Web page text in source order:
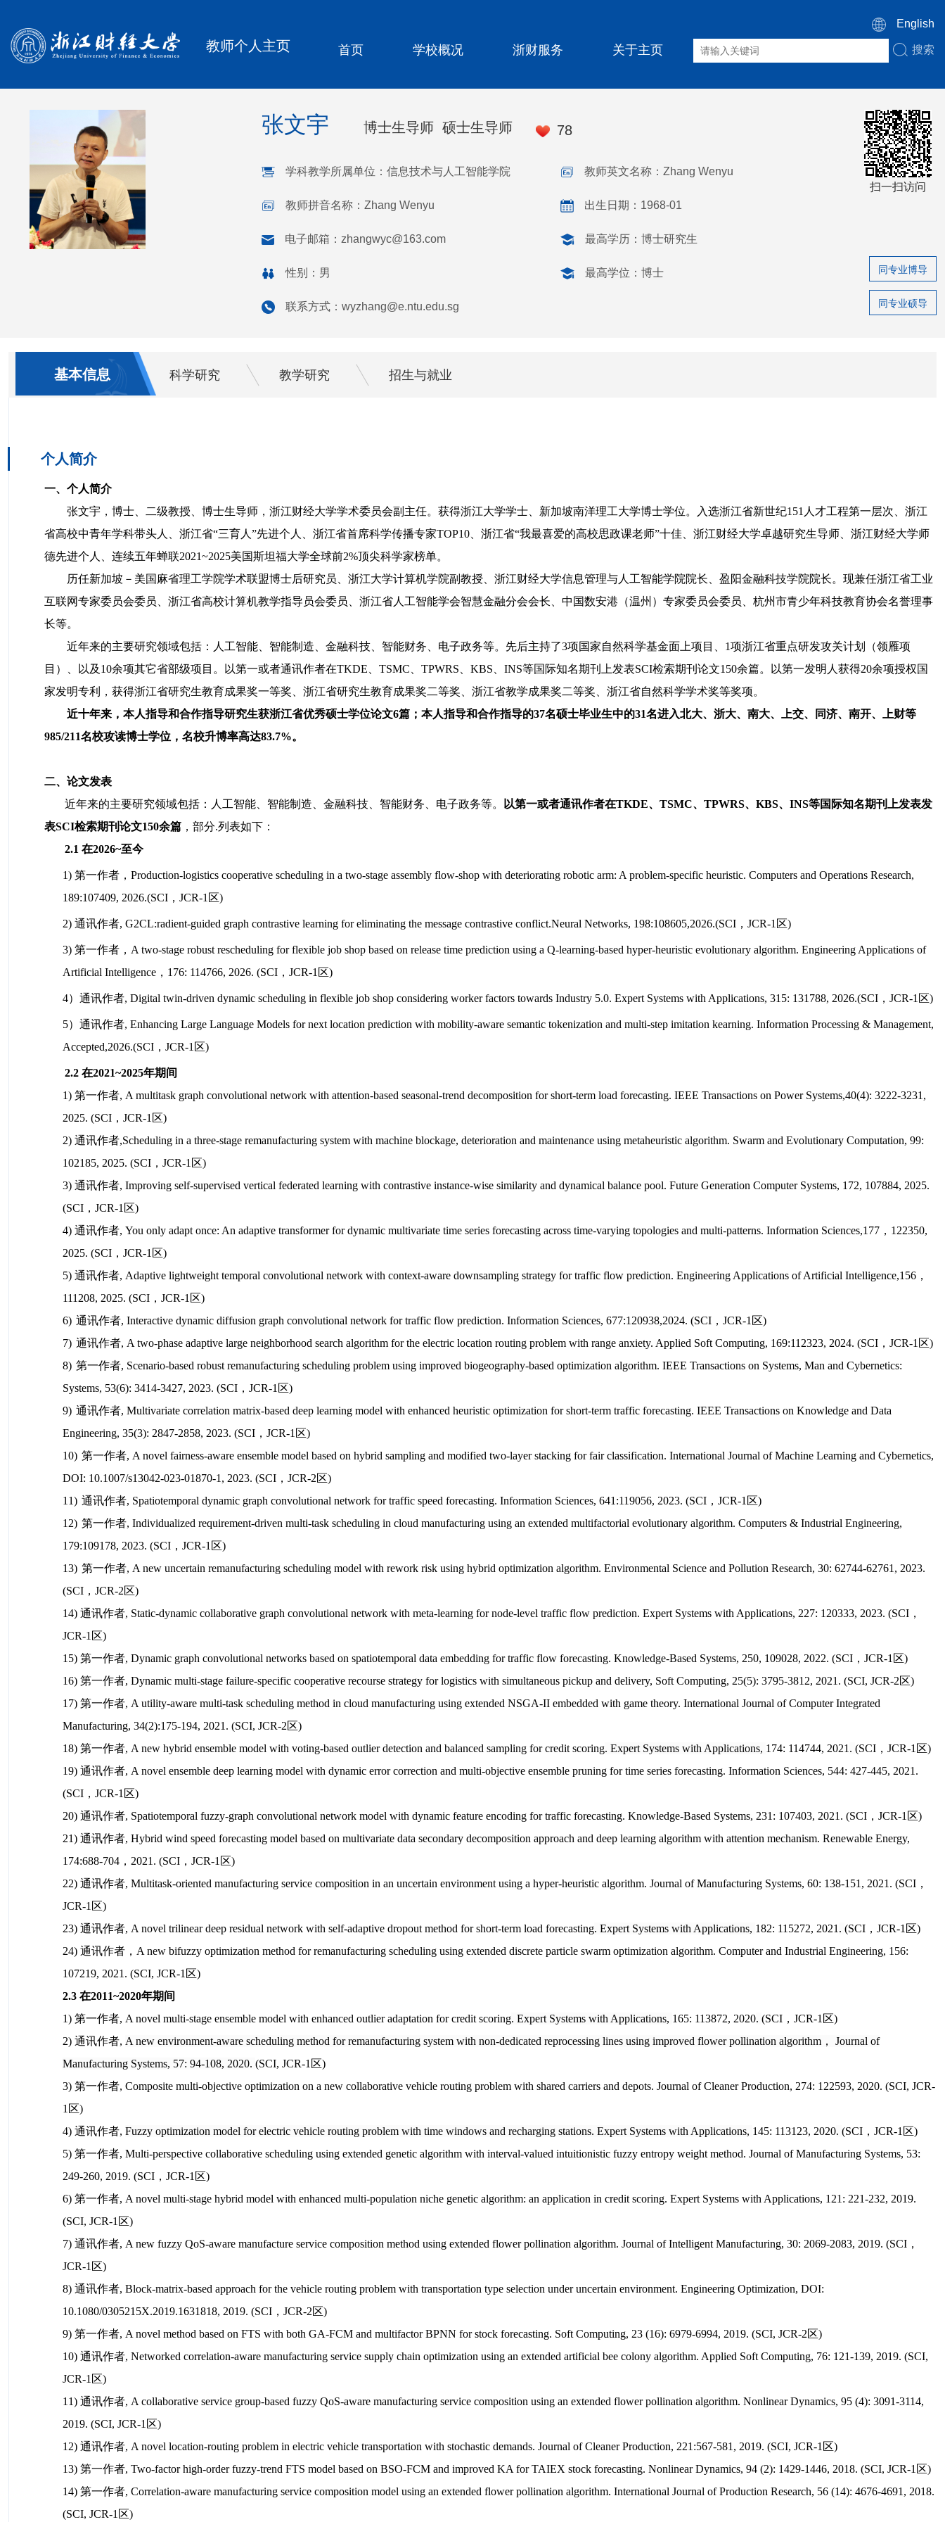
教师个人主页 首页 学校概况 浙财服务 关于主页
English
搜索
张文宇 博士生导师 硕士生导师 78
学科教学所属单位：信息技术与人工智能学院 教师英文名称：Zhang Wenyu
教师拼音名称：Zhang Wenyu 出生日期：1968-01
电子邮箱： zhangwyc@163.com 最高学历：博士研究生
性别：男 最高学位：博士
联系方式：wyzhang@e.ntu.edu.sg
扫一扫访问
同专业博导
同专业硕导
基本信息 科学研究 教学研究 招生与就业
个人简介
一、个人简介
张文宇，博士、二级教授、博士生导师，浙江财经大学学术委员会副主任。 获得浙江大学学士、新加坡南洋理工大学博士学位。 入选浙江省新世纪151人才工程第一层次、浙江
省高校中青年学科带头人、浙江省“三育人”先进个人、浙江省首席科学传播专家TOP10、浙江省“我最喜爱的高校思政课老师”十佳、浙江财经大学卓越研究生导师、浙江财经大学师
德先进个人、连续五年蝉联2021~2025美国斯坦福大学全球前2%顶尖科学家榜单。
历任新加坡－美国麻省理工学院学术联盟博士后研究员、浙江大学计算机学院副教授、浙江财经大学信息管理与人工智能学院院长、 盈阳金融科技学院院长。现兼任浙江省工业
互联网专家委员会委员、浙江省高校计算机教学指导员会委员、 浙江省人工智能学会智慧金融分会会长、中国数安港（温州）专家委员会委员、杭州市青少年科技教育协会名誉理事
长等。
近年来的主要研究领域包括：人工智能、智能制造、金融科技、智能财务、电子政务等。先后主持了3项国家自然科学基金面上项目、1项浙江省重点研发攻关计划（领雁项
目）、以及 10余项其它省部级项目。以第一或者通讯作者在TKDE、TSMC、TPWRS、KBS、INS等国际知名期刊上发表SCI检索期刊论文150余篇。以第一发明人获得20余项授权国
家发明专利，获得浙江省研究生教育成果奖一等奖、浙江省研究生教育成果奖二等奖、浙江省教学成果奖二等奖、浙江省自然科学学术奖等奖项。
近十年来，本人指导和合作指导研究生获浙江省优秀硕士学位论文6篇；本人指导和合作指导的37名硕士毕业生中的31名进入北大、浙大、南大、上交、同济、南开、上财等
985/211名校攻读博士学位，名校升博率高达83.7%。
二、论文发表
近年来的主要研究领域包括： 人工智能、智能制造、金融科技、智能财务、电子政务等。
以第一或者通讯作者在TKDE、TSMC、TPWRS、KBS、INS等国际知名期刊上发表发
表SCI检索期刊论文150余篇 ，部分.列表如下：
2.1 在2026~至今
1) 第一作者，Production-logistics cooperative scheduling in a two-stage assembly flow-shop with deteriorating robotic arm: A problem-specific heuristic. Computers and Operations Research,
189:107409, 2026.(SCI，JCR-1区)
2) 通讯作者, G2CL:radient-guided graph contrastive learning for eliminating the message contrastive conflict.Neural Networks, 198:108605,2026.(SCI，JCR-1区)
3) 第一作者，A two-stage robust rescheduling for flexible job shop based on release time prediction using a Q-learning-based hyper-heuristic evolutionary algorithm. Engineering Applications of
Artificial Intelligence，176: 114766, 2026. (SCI，JCR-1区)
4）通讯作者, Digital twin-driven dynamic scheduling in flexible job shop considering worker factors towards Industry 5.0. Expert Systems with Applications, 315: 131788, 2026.(SCI，JCR-1区)
5）通讯作者, Enhancing Large Language Models for next location prediction with mobility-aware semantic tokenization and multi-step imitation kearning. Information Processing & Management,
Accepted,2026.(SCI，JCR-1区)
2.2 在2021~2025年期间
1) 第一作者, A multitask graph convolutional network with attention-based seasonal-trend decomposition for short-term load forecasting. IEEE Transactions on Power Systems,40(4): 3222-3231,
2025. (SCI，JCR-1区)
2) 通讯作者,Scheduling in a three-stage remanufacturing system with machine blockage, deterioration and maintenance using metaheuristic algorithm. Swarm and Evolutionary Computation, 99:
102185, 2025. (SCI，JCR-1区)
3) 通讯作者, Improving self-supervised vertical federated learning with contrastive instance-wise similarity and dynamical balance pool. Future Generation Computer Systems, 172, 107884, 2025.
(SCI，JCR-1区)
4) 通讯作者, You only adapt once: An adaptive transformer for dynamic multivariate time series forecasting across time-varying topologies and multi-patterns. Information Sciences,177，122350,
2025. (SCI，JCR-1区)
5) 通讯作者, Adaptive lightweight temporal convolutional network with context-aware downsampling strategy for traffic flow prediction. Engineering Applications of Artificial Intelligence,156，
111208, 2025. (SCI，JCR-1区)
6) 通讯作者, Interactive dynamic diffusion graph convolutional network for traffic flow prediction. Information Sciences, 677:120938,2024. (SCI ，JCR-1区)
7) 通讯作者, A two-phase adaptive large neighborhood search algorithm for the electric location routing problem with range anxiety. Applied Soft Computing, 169:112323, 2024. (SCI ，JCR-1区)
8) 第一作者, Scenario-based robust remanufacturing scheduling problem using improved biogeography-based optimization algorithm. IEEE Transactions on Systems, Man and Cybernetics:
Systems, 53(6): 3414-3427, 2023. (SCI，JCR-1区)
9) 通讯作者, Multivariate correlation matrix-based deep learning model with enhanced heuristic optimization for short-term traffic forecasting. IEEE Transactions on Knowledge and Data
Engineering, 35(3): 2847-2858, 2023. (SCI，JCR-1区)
10) 第一作者, A novel fairness-aware ensemble model based on hybrid sampling and modified two-layer stacking for fair classification. International Journal of Machine Learning and Cybernetics,
DOI: 10.1007/s13042-023-01870-1, 2023. (SCI，JCR-2区)
11) 通讯作者, Spatiotemporal dynamic graph convolutional network for traffic speed forecasting. Information Sciences, 641:119056, 2023. (SCI，JCR-1区)
12) 第一作者, Individualized requirement-driven multi-task scheduling in cloud manufacturing using an extended multifactorial evolutionary algorithm. Computers & Industrial Engineering,
179:109178, 2023. (SCI，JCR-1区)
13) 第一作者, A new uncertain remanufacturing scheduling model with rework risk using hybrid optimization algorithm. Environmental Science and Pollution Research, 30: 62744-62761, 2023.
(SCI，JCR-2区)
14) 通讯作者, Static-dynamic collaborative graph convolutional network with meta-learning for node-level traffic flow prediction. Expert Systems with Applications, 227: 120333, 2023. (SCI，
JCR-1区)
15) 第一作者, Dynamic graph convolutional networks based on spatiotemporal data embedding for traffic flow forecasting. Knowledge-Based Systems, 250, 109028, 2022. (SCI，JCR-1区)
16) 第一作者, Dynamic multi-stage failure-specific cooperative recourse strategy for logistics with simultaneous pickup and delivery, Soft Computing, 25(5): 3795-3812, 2021. (SCI, JCR-2区)
17) 第一作者, A utility-aware multi-task scheduling method in cloud manufacturing using extended NSGA-II embedded with game theory. International Journal of Computer Integrated
Manufacturing, 34(2):175-194, 2021. (SCI, JCR-2区)
18) 第一作者, A new hybrid ensemble model with voting-based outlier detection and balanced sampling for credit scoring. Expert Systems with Applications, 174: 114744, 2021 . (SCI，JCR-1区)
19) 通讯作者, A novel ensemble deep learning model with dynamic error correction and multi-objective ensemble pruning for time series forecasting. Information Sciences, 544: 427-445, 2021.
(SCI，JCR-1区)
20) 通讯作者, Spatiotemporal fuzzy-graph convolutional network model with dynamic feature encoding for traffic forecasting. Knowledge-Based Systems, 231: 107403, 2021. (SCI，JCR-1区)
21) 通讯作者, Hybrid wind speed forecasting model based on multivariate data secondary decomposition approach and deep learning algorithm with attention mechanism. Renewable Energy,
174:688-704，2021. (SCI，JCR-1区)
22) 通讯作者, Multitask-oriented manufacturing service composition in an uncertain environment using a hyper-heuristic algorithm. Journal of Manufacturing Systems, 60: 138-151, 2021. (SCI，
JCR-1区)
23) 通讯作者, A novel trilinear deep residual network with self-adaptive dropout method for short-term load forecasting. Expert Systems with Applications, 182: 115272, 2021 . (SCI，JCR-1区)
24) 通讯作者，A new bifuzzy optimization method for remanufacturing scheduling using extended discrete particle swarm optimization algorithm. Computer and Industrial Engineering, 156:
107219, 2021. (SCI, JCR-1区)
2.3 在2011~2020年期间
1) 第一作者, A novel multi-stage ensemble model with enhanced outlier adaptation for credit scoring. Expert Systems with Applications, 165: 113872, 2020. (SCI，JCR-1区)
2) 通讯作者, A new environment-aware scheduling method for remanufacturing system with non-dedicated reprocessing lines using improved flower pollination algorithm， Journal of
Manufacturing Systems, 57: 94-108, 2020. (SCI, JCR-1区)
3) 第一作者, Composite multi-objective optimization on a new collaborative vehicle routing problem with shared carriers and depots. Journal of Cleaner Production, 274: 122593, 2020. (SCI, JCR-
1区)
4) 通讯作者, Fuzzy optimization model for electric vehicle routing problem with time windows and recharging stations. Expert Systems with Applications, 145: 113123, 2020. (SCI，JCR-1区)
5) 第一作者, Multi-perspective collaborative scheduling using extended genetic algorithm with interval-valued intuitionistic fuzzy entropy weight method. Journal of Manufacturing Systems, 53:
249-260, 2019. (SCI，JCR-1区)
6) 第一作者, A novel multi-stage hybrid model with enhanced multi-population niche genetic algorithm: an application in credit scoring. Expert Systems with Applications, 121: 221-232, 2019.
(SCI, JCR-1区)
7) 通讯作者, A new fuzzy QoS-aware manufacture service composition method using extended flower pollination algorithm. Journal of Intelligent Manufacturing, 30: 2069-2083, 2019. (SCI，
JCR-1区)
8) 通讯作者, Block-matrix-based approach for the vehicle routing problem with transportation type selection under uncertain environment. Engineering Optimization, DOI:
10.1080/0305215X.2019.1631818, 2019. (SCI，JCR-2区)
9) 第一作者, A novel method based on FTS with both GA-FCM and multifactor BPNN for stock forecasting. Soft Computing, 23 (16): 6979-6994, 2019. (SCI, JCR-2区)
10) 通讯作者, Networked correlation-aware manufacturing service supply chain optimization using an extended artificial bee colony algorithm. Applied Soft Computing, 76: 121-139, 2019. (SCI,
JCR-1区)
11) 通讯作者, A collaborative service group-based fuzzy QoS-aware manufacturing service composition using an extended flower pollination algorithm. Nonlinear Dynamics, 95 (4): 3091-3114,
2019. (SCI, JCR-1区)
12) 通讯作者, A novel location-routing problem in electric vehicle transportation with stochastic demands. Journal of Cleaner Production, 221:567-581, 2019. (SCI, JCR-1区)
13) 第一作者, Two-factor high-order fuzzy-trend FTS model based on BSO-FCM and improved KA for TAIEX stock forecasting. Nonlinear Dynamics, 94 (2): 1429-1446, 2018. (SCI, JCR-1区)
14) 第一作者, Correlation-aware manufacturing service composition model using an extended flower pollination algorithm. International Journal of Production Research, 56 (14): 4676-4691, 2018.
(SCI, JCR-1区)